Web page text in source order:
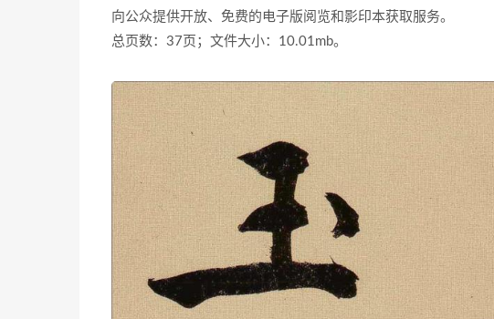
向公众提供开放、免费的电子版阅览和影印本获取服务。
总页数：37页；文件大小：10.01mb。